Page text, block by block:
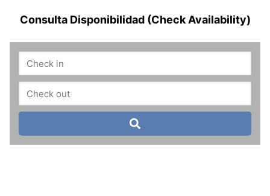
Consulta Disponibilidad (Check Availability)